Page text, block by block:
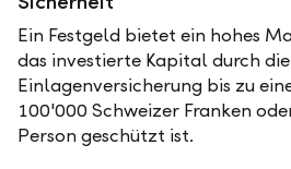
Ein Festgeld bietet ein hohes
das investierte Kapital durch
Einlagenversicherung bis zu
100'000 Schweizer Franken
Person geschützt ist.